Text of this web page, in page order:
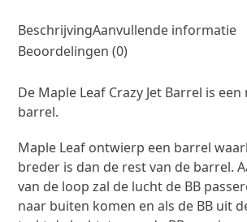
100mm
aantal
BeschrijvingAanvullende informatie
Beoordelingen (0)
De Maple Leaf Crazy Jet Barrel is
barrel.
Maple Leaf ontwierp een barrel
breder is dan de rest van de barrel.
van de loop zal de lucht de BB
naar buiten komen en als de BB uit